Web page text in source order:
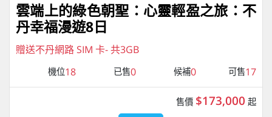
雲端上的綠色朝聖：心靈輕盈之旅：不
丹幸福漫遊8日
贈送不丹網路 SIM 卡- 共3GB
機位18 已售0 候補0 可售17
售價 $173,000 起